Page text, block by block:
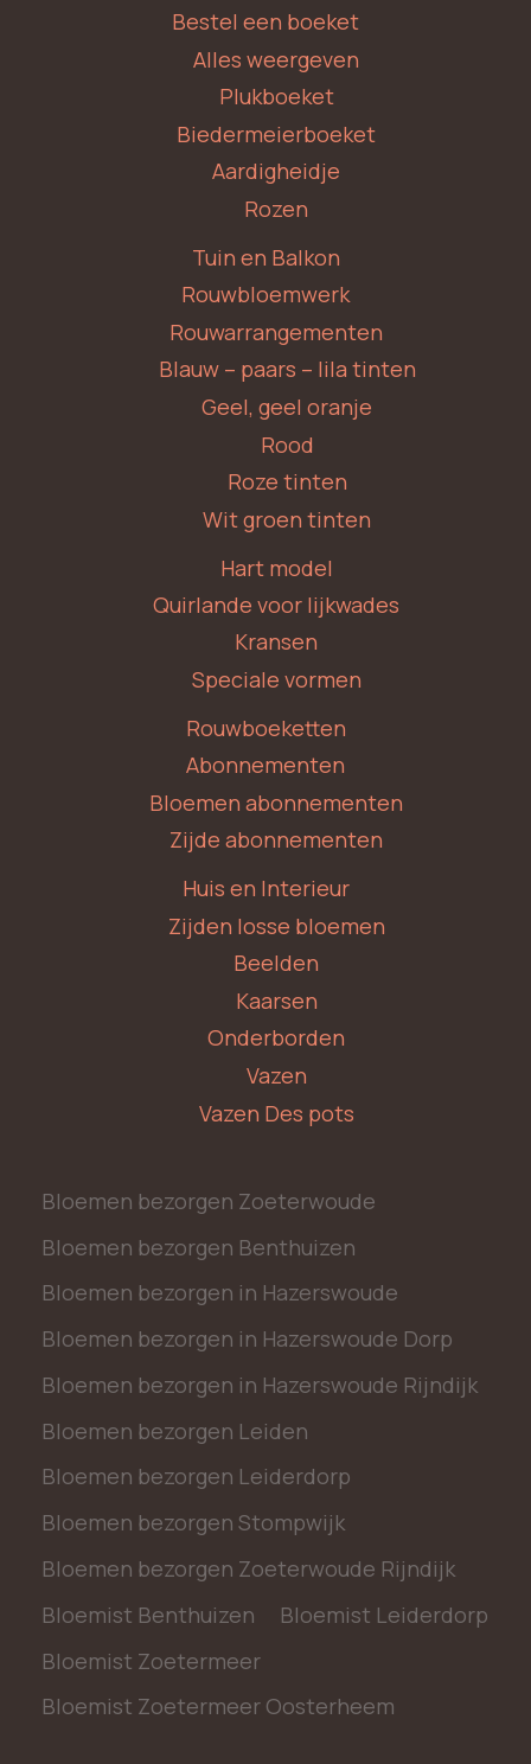
Bestel een boeket
Alles weergeven
Plukboeket
Biedermeierboeket
Aardigheidje
Rozen
Tuin en Balkon
Rouwbloemwerk
Rouwarrangementen
Blauw – paars – lila tinten
Geel, geel oranje
Rood
Roze tinten
Wit groen tinten
Hart model
Quirlande voor lijkwades
Kransen
Speciale vormen
Rouwboeketten
Abonnementen
Bloemen abonnementen
Zijde abonnementen
Huis en Interieur
Zijden losse bloemen
Beelden
Kaarsen
Onderborden
Vazen
Vazen Des pots
Bloemen bezorgen Zoeterwoude
Bloemen bezorgen Benthuizen
Bloemen bezorgen in Hazerswoude
Bloemen bezorgen in Hazerswoude Dorp
Bloemen bezorgen in Hazerswoude Rijndijk
Bloemen bezorgen Leiden
Bloemen bezorgen Leiderdorp
Bloemen bezorgen Stompwijk
Bloemen bezorgen Zoeterwoude Rijndijk
Bloemist Benthuizen
Bloemist Leiderdorp
Bloemist Zoetermeer
Bloemist Zoetermeer Oosterheem